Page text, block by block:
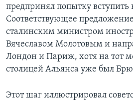
предпринял попытку
Соответствующее
сталинским министром
Вячеславом Молотовым и
Лондон и Париж, хотя на тот
столицей Альянса уже был
Этот шаг иллюстрировал